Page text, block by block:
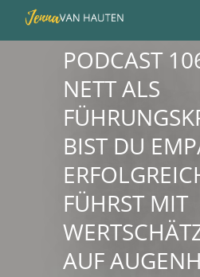
PODCAST
NETT ALS
BIST DU
FÜHRST MIT
AUF